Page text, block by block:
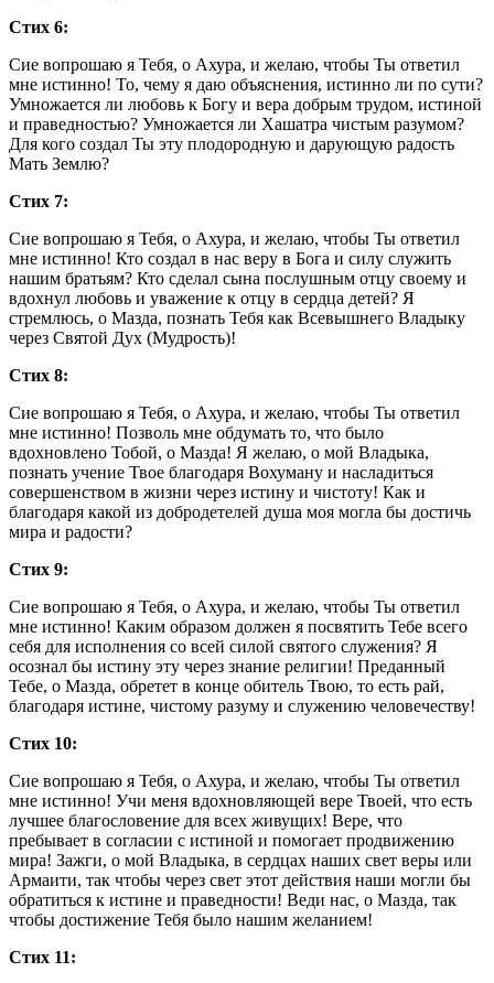
Стих 6:
Сие вопрошаю я Тебя, о Ахура, и желаю, чтобы Ты ответил
мне истинно! То, чему я даю объяснения, истинно ли по сути?
Умножается ли любовь к Богу и вера добрым трудом, истиной
и праведностью? Умножается ли Хашатра чистым разумом?
Для кого создал Ты эту плодородную и дарующую радость
Мать Землю?
Стих 7:
Сие вопрошаю я Тебя, о Ахура, и желаю, чтобы Ты ответил
мне истинно! Кто создал в нас веру в Бога и силу служить
нашим братьям? Кто сделал сына послушным отцу своему и
вдохнул любовь и уважение к отцу в сердца детей? Я
стремлюсь, о Мазда, познать Тебя как Всевышнего Владыку
через Святой Дух (Мудрость)!
Стих 8:
Сие вопрошаю я Тебя, о Ахура, и желаю, чтобы Ты ответил
мне истинно! Позволь мне обдумать то, что было
вдохновлено Тобой, о Мазда! Я желаю, о мой Владыка,
познать учение Твое благодаря Вохуману и насладиться
совершенством в жизни через истину и чистоту! Как и
благодаря какой из добродетелей душа моя могла бы достичь
мира и радости?
Стих 9:
Сие вопрошаю я Тебя, о Ахура, и желаю, чтобы Ты ответил
мне истинно! Каким образом должен я посвятить Тебе всего
себя для исполнения со всей силой святого служения? Я
осознал бы истину эту через знание религии! Преданный
Тебе, о Мазда, обретет в конце обитель Твою, то есть рай,
благодаря истине, чистому разуму и служению человечеству!
Стих 10:
Сие вопрошаю я Тебя, о Ахура, и желаю, чтобы Ты ответил
мне истинно! Учи меня вдохновляющей вере Твоей, что есть
лучшее благословение для всех живущих! Вере, что
пребывает в согласии с истиной и помогает продвижению
мира! Зажги, о мой Владыка, в сердцах наших свет веры или
Армаити, так чтобы через свет этот действия наши могли бы
обратиться к истине и праведности! Веди нас, о Мазда, так
чтобы достижение Тебя было нашим желанием!
Стих 11: